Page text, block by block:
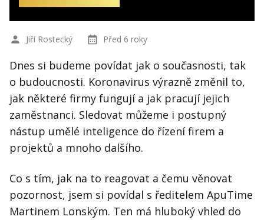
Jiří Rostecký Před 6 roky
Dnes si budeme povídat jak o současnosti, tak
o budoucnosti. Koronavirus výrazně změnil to,
jak některé firmy fungují a jak pracují jejich
zaměstnanci. Sledovat můžeme i postupný
nástup umělé inteligence do řízení firem a
projektů a mnoho dalšího.
Co s tím, jak na to reagovat a čemu věnovat
pozornost, jsem si povídal s ředitelem ApuTime
Martinem Lonským. Ten má hluboký vhled do